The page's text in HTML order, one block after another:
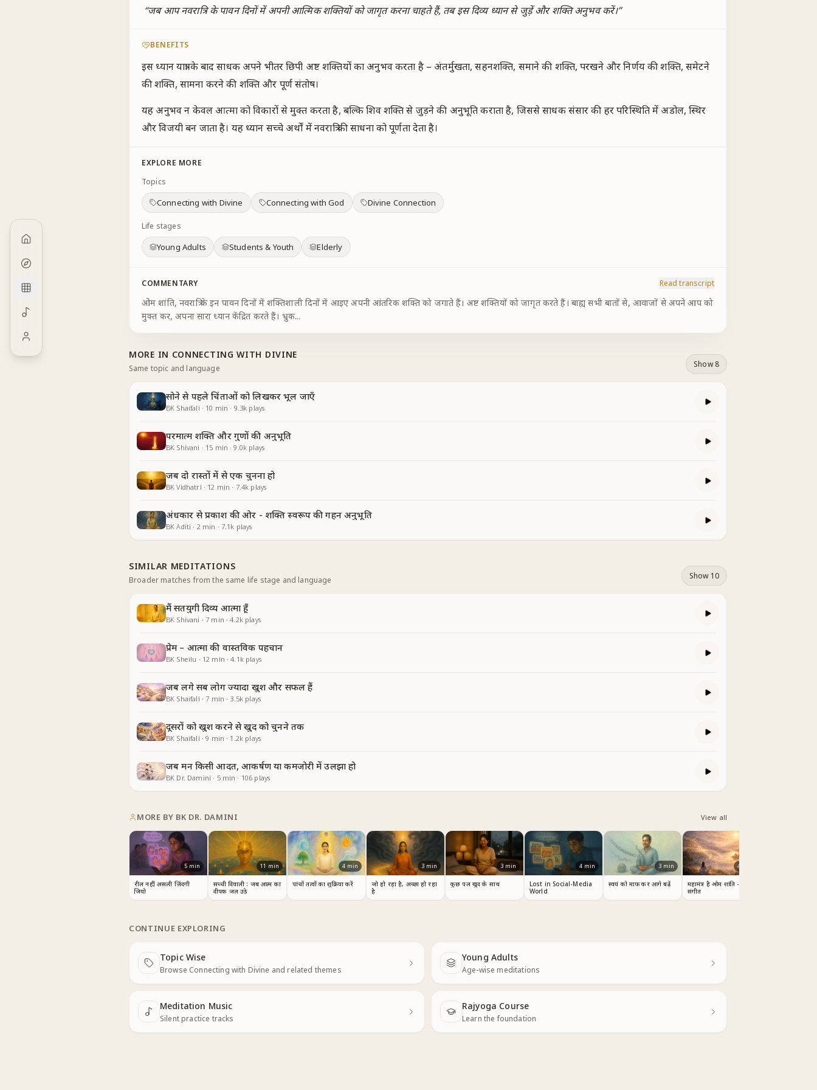
“जब आप नवरात्रि के पावन दिनों में अपनी आत्मिक शक्तियों को जागृत करना चाहते हैं, तब इस दिव्य ध्यान से जुड़ें और शक्ति अनुभव करें।”
BENEFITS
इस ध्यान यात्रा के बाद साधक अपने भीतर छिपी अष्ट शक्तियों का अनुभव करता है – अंतर्मुखता, सहनशक्ति, समाने की शक्ति, परखने और निर्णय की शक्ति, समेटने
की शक्ति, सामना करने की शक्ति और पूर्ण संतोष।
यह अनुभव न केवल आत्मा को विकारों से मुक्त करता है, बल्कि शिव शक्ति से जुड़ने की अनुभूति कराता है, जिससे साधक संसार की हर परिस्थिति में अडोल, स्थिर
और विजयी बन जाता है। यह ध्यान सच्चे अर्थों में नवरात्रि की साधना को पूर्णता देता है।
EXPLORE MORE
Topics
Connecting with Divine Connecting with God Divine Connection
Life stages
Young Adults Students & Youth Elderly
COMMENTARY Read transcript
ओम शांति, नवरात्रि के इन पावन दिनों में शक्तिशाली दिनों में आइए अपनी आंतरिक शक्ति को जगाते हैं। अष्ट शक्तियों को जागृत करते हैं। बाह्य सभी बातों से, आवाजों से अपने आप को
मुक्त कर, अपना सारा ध्यान केंद्रित करते हैं। भ्रुक...
MORE IN CONNECTING WITH DIVINE
Same topic and language Show 8
सोने से पहले चिंताओं को लिखकर भूल जाएँ
BK Shaifali · 10 min · 9.3k plays
परमात्म शक्ति और गुणों की अनुभूति
BK Shivani · 15 min ·9.0k plays
जब दो रास्तों में से एक चुनना हो
BK Vidhatri · 12 min · 7.4k plays
अंधकार से प्रकाश की ओर - शक्ति स्वरूप की गहन अनुभूति
BK Aditi · 2 min · 7.1k plays
SIMILAR MEDITATIONS
Broader matches from the same life stage and language Show 10
मैं सतयुगी दिव्य आत्मा हूँ
BK Shivani · 7 min ·4.2kplays
प्रेम – आत्मा की वास्तविक पहचान
BK Sheilu · 12 min ·4.1kplays
जब लगे सब लोग ज्यादा खुश और सफल हैं
BK Shaifali · 7 min · 3.5k plays
दूसरों को खुश करने से खुद को चुनने तक
BK Shaifali ·9 min · 1.2k plays
जब मन किसी आदत, आकर्षण या कमजोरी में उलझा हो
BK Dr. Damini · 5min · 106 plays
MORE BY BK DR. DAMINI View all
5 min
रील नहीं, असली ज़िंदगी
जियो
11 min
सच्ची दिवाली : जब आत्म का
दीपक जल उठे
4 min
पांचों तत्वों का शुक्रिया करें
3 min
जो हो रहा है, अच्छा हो रहा
है
3 min
कुछ पल खुद के साथ
4 min
Lost in Social-Media
World
3 min
स्वयं को माफ कर आगे बढ़ें
4
महामंत्र है ओम शांति - सुंदर
संगीत
CONTINUE EXPLORING
Topic Wise
Browse Connecting with Divine and related themes
Next
Young Adults
Age-wise meditations
Next
Meditation Music
Silent practice tracks
Next
Rajyoga Course
Learn the foundation